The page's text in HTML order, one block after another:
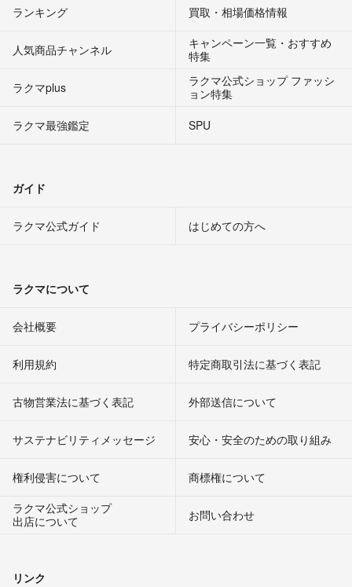
ランキング 買取・相場価格情報
人気商品チャンネル
キャンペーン一覧・おすすめ
特集
ラクマplus
ラクマ公式ショップ ファッシ
ョン特集
ラクマ最強鑑定
SPU
ガイド
ラクマ公式ガイド はじめての方へ
ラクマについて
会社概要 プライバシーポリシー
利用規約 特定商取引法に基づく表記
古物営業法に基づく表記 外部送信について
サステナビリティメッセージ 安心・安全のための取り組み
権利侵害について
商標権について
ラクマ公式ショップ
出店について
お問い合わせ
リンク